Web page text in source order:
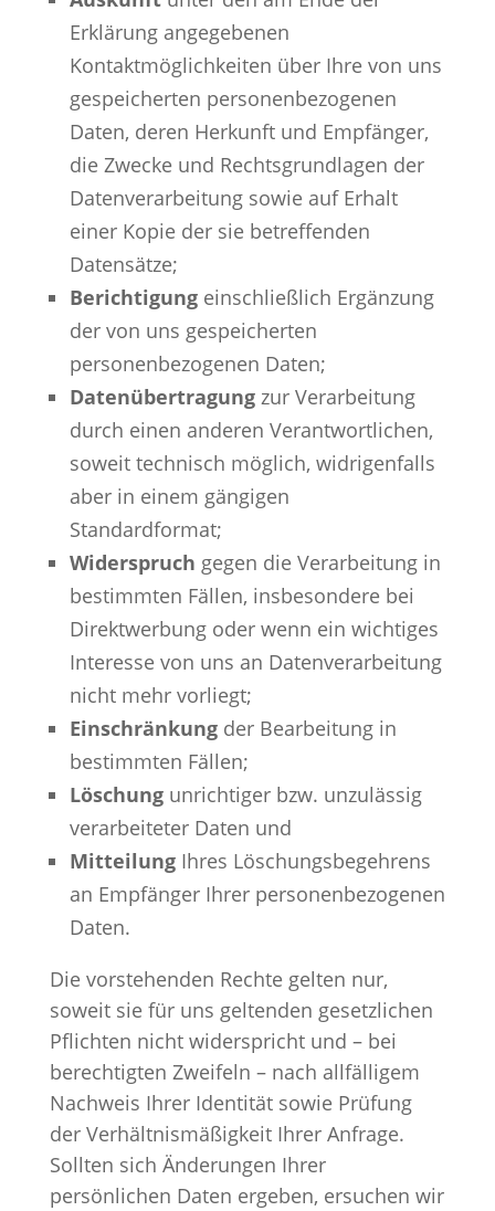
Erklärung angegebenen
Kontaktmöglichkeiten über Ihre von uns
gespeicherten personenbezogenen
Daten, deren Herkunft und Empfänger,
die Zwecke und Rechtsgrundlagen der
Datenverarbeitung sowie auf Erhalt
einer Kopie der sie betreffenden
Datensätze;
Berichtigungeinschließlich Ergänzung
der von uns gespeicherten
personenbezogenen Daten;
Datenübertragungzur Verarbeitung
durch einen anderen Verantwortlichen,
soweit technisch möglich, widrigenfalls
aber in einem gängigen
Standardformat;
Widerspruch gegen die Verarbeitung in
bestimmten Fällen, insbesondere bei
Direktwerbung oder wenn ein wichtiges
Interesse von uns an Datenverarbeitung
nicht mehr vorliegt;
Einschränkungder Bearbeitung in
bestimmten Fällen;
Löschungunrichtiger bzw. unzulässig
verarbeiteter Daten und
MitteilungIhres Löschungsbegehrens
an Empfänger Ihrer personenbezogenen
Daten.
Die vorstehenden Rechte gelten nur,
soweit sie für uns geltenden gesetzlichen
Pflichten nicht widerspricht und – bei
berechtigten Zweifeln – nach allfälligem
Nachweis Ihrer Identität sowie Prüfung
der Verhältnismäßigkeit Ihrer Anfrage.
Sollten sich Änderungen Ihrer
persönlichen Daten ergeben, ersuchen wir